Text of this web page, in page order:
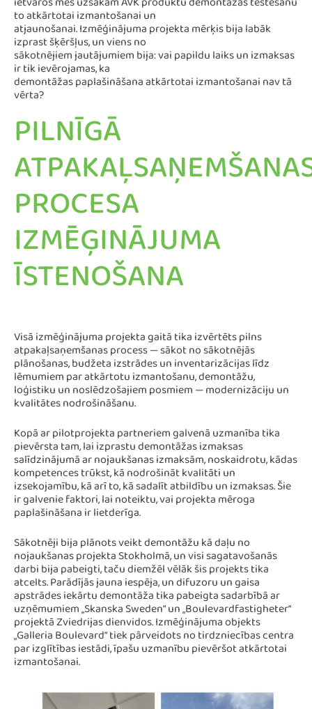
to atkārtotai izmantošanai un
atjaunošanai. Izmēģinājuma projekta mērķis bija labāk
izprast šķēršļus, un viens no
sākotnējiem jautājumiem bija: vai papildu laiks un izmaksas
ir tik ievērojamas, ka
demontāžas paplašināšana atkārtotai izmantošanai nav tā
vērta?
PILNĪGĀ
PROCESA
IZMĒĢINĀJUMA
ĪSTENOŠANA
Visā izmēģinājuma projekta gaitā tika izvērtēts pilns
atpakaļsaņemšanas process — sākot no sākotnējās
plānošanas, budžeta izstrādes un inventarizācijas līdz
lēmumiem par atkārtotu izmantošanu, demontāžu,
loģistiku un noslēdzošajiem posmiem — modernizāciju un
kvalitātes nodrošināšanu.
Kopā ar pilotprojekta partneriem galvenā uzmanība tika
pievērsta tam, lai izprastu demontāžas izmaksas
salīdzinājumā ar nojaukšanas izmaksām, noskaidrotu, kādas
kompetences trūkst, kā nodrošināt kvalitāti un
izsekojamību, kā arī to, kā sadalīt atbildību un izmaksas. Šie
ir galvenie faktori, lai noteiktu, vai projekta mēroga
paplašināšana ir lietderīga.
Sākotnēji bija plānots veikt demontāžu kā daļu no
nojaukšanas projekta Stokholmā, un visi sagatavošanās
darbi bija pabeigti, taču diemžēl vēlāk šis projekts tika
atcelts. Parādījās jauna iespēja, un difuzoru un gaisa
apstrādes iekārtu demontāža tika pabeigta sadarbībā ar
uzņēmumiem „Skanska Sweden“ un „Boulevardfastigheter“
projektā Zviedrijas dienvidos. Izmēģinājuma objekts
„Galleria Boulevard“ tiek pārveidots no tirdzniecības centra
par izglītības iestādi, īpašu uzmanību pievēršot atkārtotai
izmantošanai.